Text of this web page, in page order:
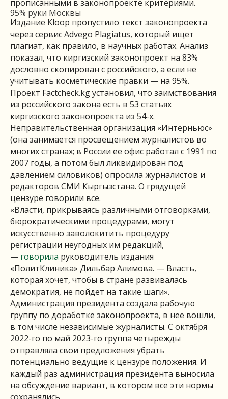
прописанными в законопроекте критериями.
95% руки Москвы
Издание Kloop пропустило текст законопроекта
через сервис Advego Plagiatus, который ищет
плагиат, как правило, в научных работах. Анализ
показал, что киргизский законопроект на 83%
дословно скопирован с российского, а если не
учитывать косметические правки — на 95%.
Проект Factcheck.kg установил, что заимствования
из российского закона есть в 53 статьях
киргизского законопроекта из 54-х.
Неправительственная организация «Интерньюс»
(она занимается просвещением журналистов во
многих странах; в России ее офис работал с 1991 по
2007 годы, а потом был ликвидирован под
давлением силовиков) опросила журналистов и
редакторов СМИ Кыргызстана. О грядущей
цензуре говорили все.
«Власти, прикрываясь различными отговорками,
бюрократическими процедурами, могут
искусственно заволокитить процедуру
регистрации неугодных им редакций,
— говорила руководитель издания
«ПолитКлиника» Дильбар Алимова. — Власть,
которая хочет, чтобы в стране развивалась
демократия, не пойдет на такие шаги».
Администрация президента создала рабочую
группу по доработке законопроекта, в нее вошли,
в том числе независимые журналисты. С октября
2022-го по май 2023-го группа четырежды
отправляла свои предложения убрать
потенциально ведущие к цензуре положения. И
каждый раз администрация президента выносила
на обсуждение вариант, в котором все эти нормы